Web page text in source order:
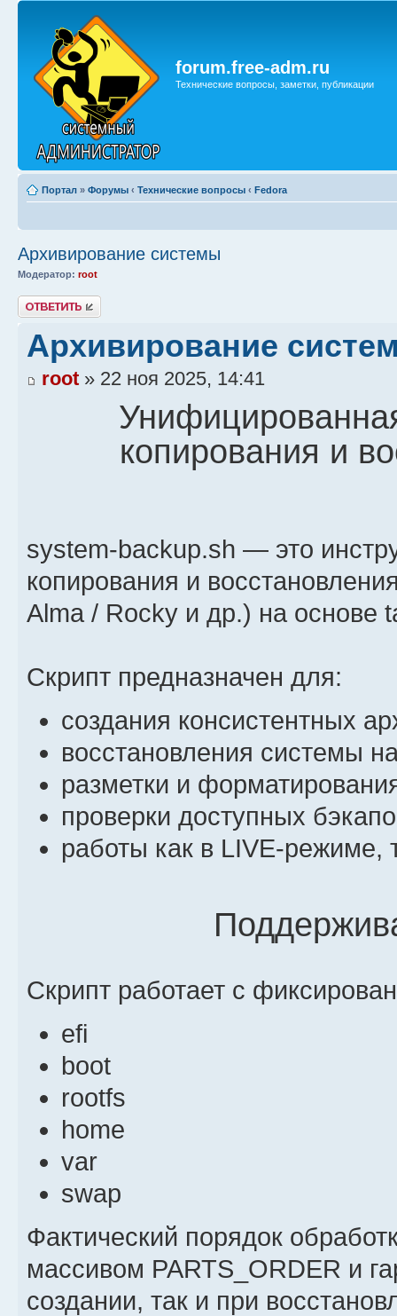
forum.free-adm.ru
Технические вопросы, заметки, публикации
Портал » Форумы ‹ Технические вопросы ‹ Fedora
Архивирование системы
Модератор: root
Ответить
Архивирование
root » 22 ноя 2025, 14:41
копирования и
system-backup.sh — это
копирования и
Alma / Rocky и др.) на основе
Скрипт предназначен для:
создания консистентных
восстановления системы
разметки и
проверки доступных
работы как в LIVE-режиме,
Скрипт работает с
efi
boot
rootfs
home
var
swap
Фактический порядок
массивом PARTS_ORDER и
создании, так и при